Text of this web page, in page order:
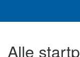
Alle